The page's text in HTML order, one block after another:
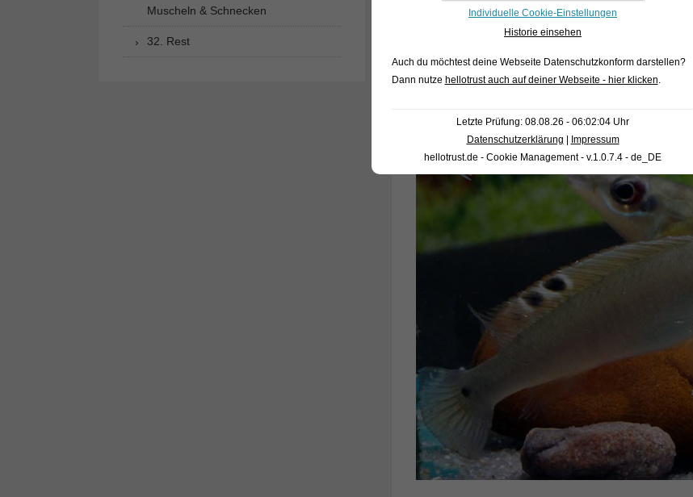
wesentlichsten Farbunterschiede betreffen dabei die
Weibchen. Die Rückenflosse ist zugleich das
Geschlechter zu unterscheiden. Nur die Weibchen
(Ocelli) in der Dorsale.
Muscheln & Schnecken
32. Rest
Individuelle Cookie-Einstellungen
Historie einsehen
Auch du möchtest deine Webseite Datenschutzkonform darstellen?
Dann nutze hellotrust auch auf deiner Webseite - hier klicken
Letzte Prüfung: 08.08.26 - 06:02:04 Uhr
Datenschutzerklärung | Impressum
hellotrust.de - Cookie Management - v.1.0.7.4 - de_DE